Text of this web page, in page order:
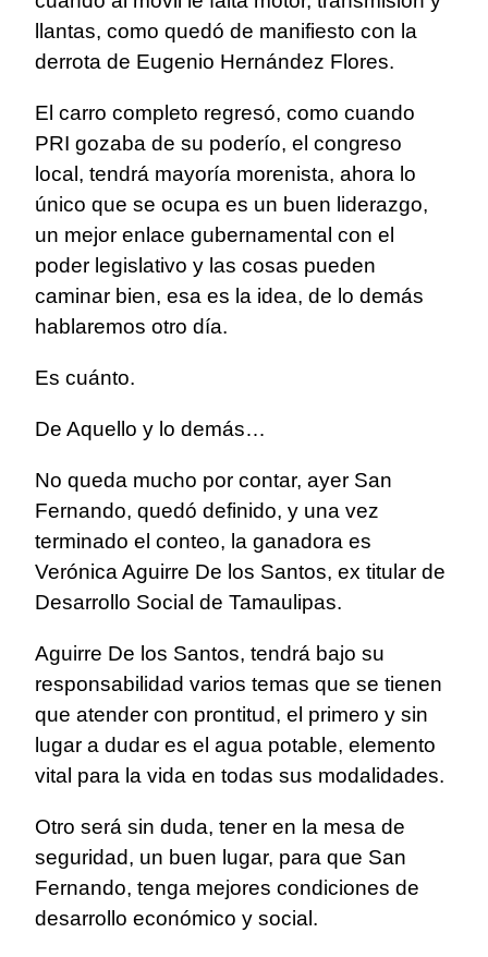
llantas, como quedó de manifiesto con la
derrota de Eugenio Hernández Flores.
El carro completo regresó, como cuando
PRI gozaba de su poderío, el congreso
local, tendrá mayoría morenista, ahora lo
único que se ocupa es un buen liderazgo,
un mejor enlace gubernamental con el
poder legislativo y las cosas pueden
caminar bien, esa es la idea, de lo demás
hablaremos otro día.
Es cuánto.
De Aquello y lo demás…
No queda mucho por contar, ayer San
Fernando, quedó definido, y una vez
terminado el conteo, la ganadora es
Verónica Aguirre De los Santos, ex titular de
Desarrollo Social de Tamaulipas.
Aguirre De los Santos, tendrá bajo su
responsabilidad varios temas que se tienen
que atender con prontitud, el primero y sin
lugar a dudar es el agua potable, elemento
vital para la vida en todas sus modalidades.
Otro será sin duda, tener en la mesa de
seguridad, un buen lugar, para que San
Fernando, tenga mejores condiciones de
desarrollo económico y social.